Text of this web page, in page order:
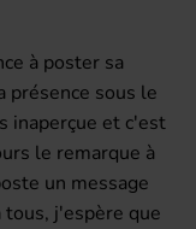
à poster sa
présence sous le
inaperçue et c'est
le remarque à
un message
tous, j'espère que